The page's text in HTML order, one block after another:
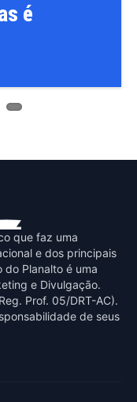
é
que faz uma
e dos principais
Planalto é uma
e Divulgaçāo.
Prof. 05/DRT-AC).
de seus